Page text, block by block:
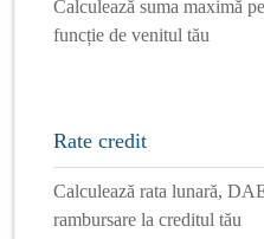
Calculează suma maximă
funcție de venitul tău
Rate credit
Calculează rata lunară,
rambursare la creditul tău